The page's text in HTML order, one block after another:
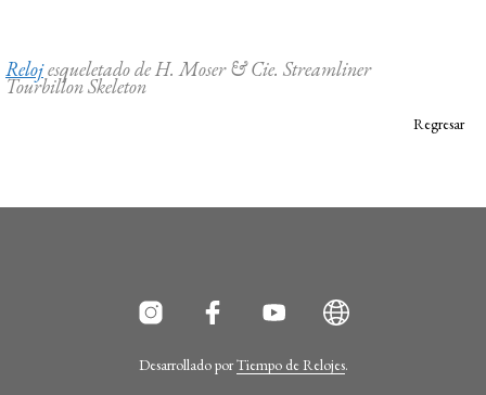
Relojesqueletado de H. Moser & Cie. Streamliner
Tourbillon Skeleton
Regresar
Desarrollado porTiempo de Relojes.